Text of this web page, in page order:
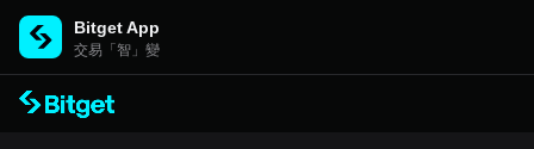
Bitget App
交易「智」變